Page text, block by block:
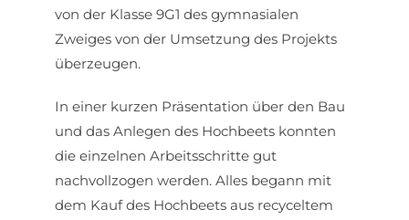
von der Klasse 9G1 des gymnasialen
Zweiges von der Umsetzung des Projekts
überzeugen.
In einer kurzen Präsentation über den Bau
und das Anlegen des Hochbeets konnten
die einzelnen Arbeitsschritte gut
nachvollzogen werden. Alles begann mit
dem Kauf des Hochbeets aus recyceltem